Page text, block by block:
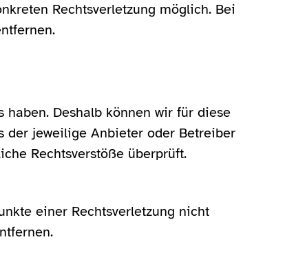
Rechtsverletzung möglich. Bei
Deshalb können wir für diese
der jeweilige Anbieter oder Betreiber
Rechtsverstöße überprüft.
einer Rechtsverletzung nicht